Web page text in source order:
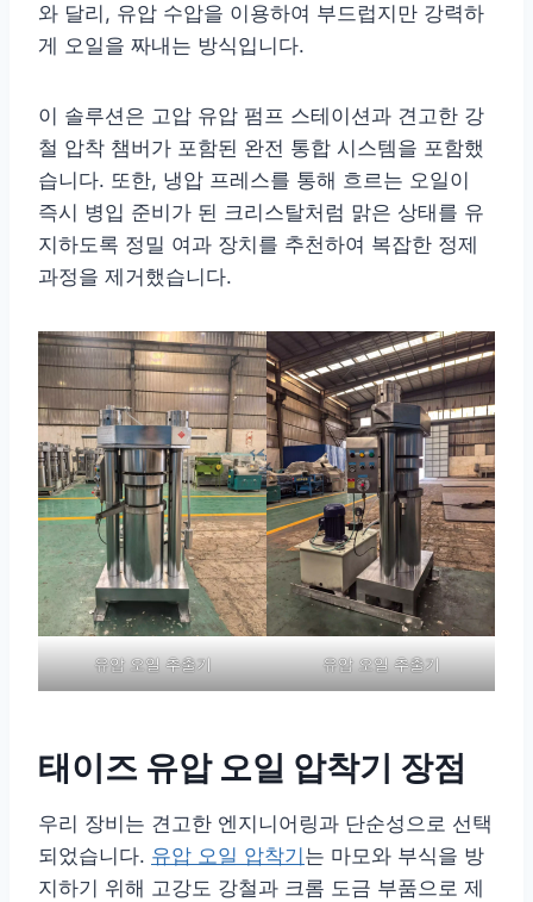
와 달리, 유압 수압을 이용하여 부드럽지만 강력하
게 오일을 짜내는 방식입니다.
이 솔루션은 고압 유압 펌프 스테이션과 견고한 강
철 압착 챔버가 포함된 완전 통합 시스템을 포함했
습니다. 또한, 냉압 프레스를 통해 흐르는 오일이
즉시 병입 준비가 된 크리스탈처럼 맑은 상태를 유
지하도록 정밀 여과 장치를 추천하여 복잡한 정제
과정을 제거했습니다.
유압 오일 추출기 유압 오일 추출기
태이즈 유압 오일 압착기 장점
우리 장비는 견고한 엔지니어링과 단순성으로 선택
되었습니다. 유압 오일 압착기 는 마모와 부식을 방
지하기 위해 고강도 강철과 크롬 도금 부품으로 제